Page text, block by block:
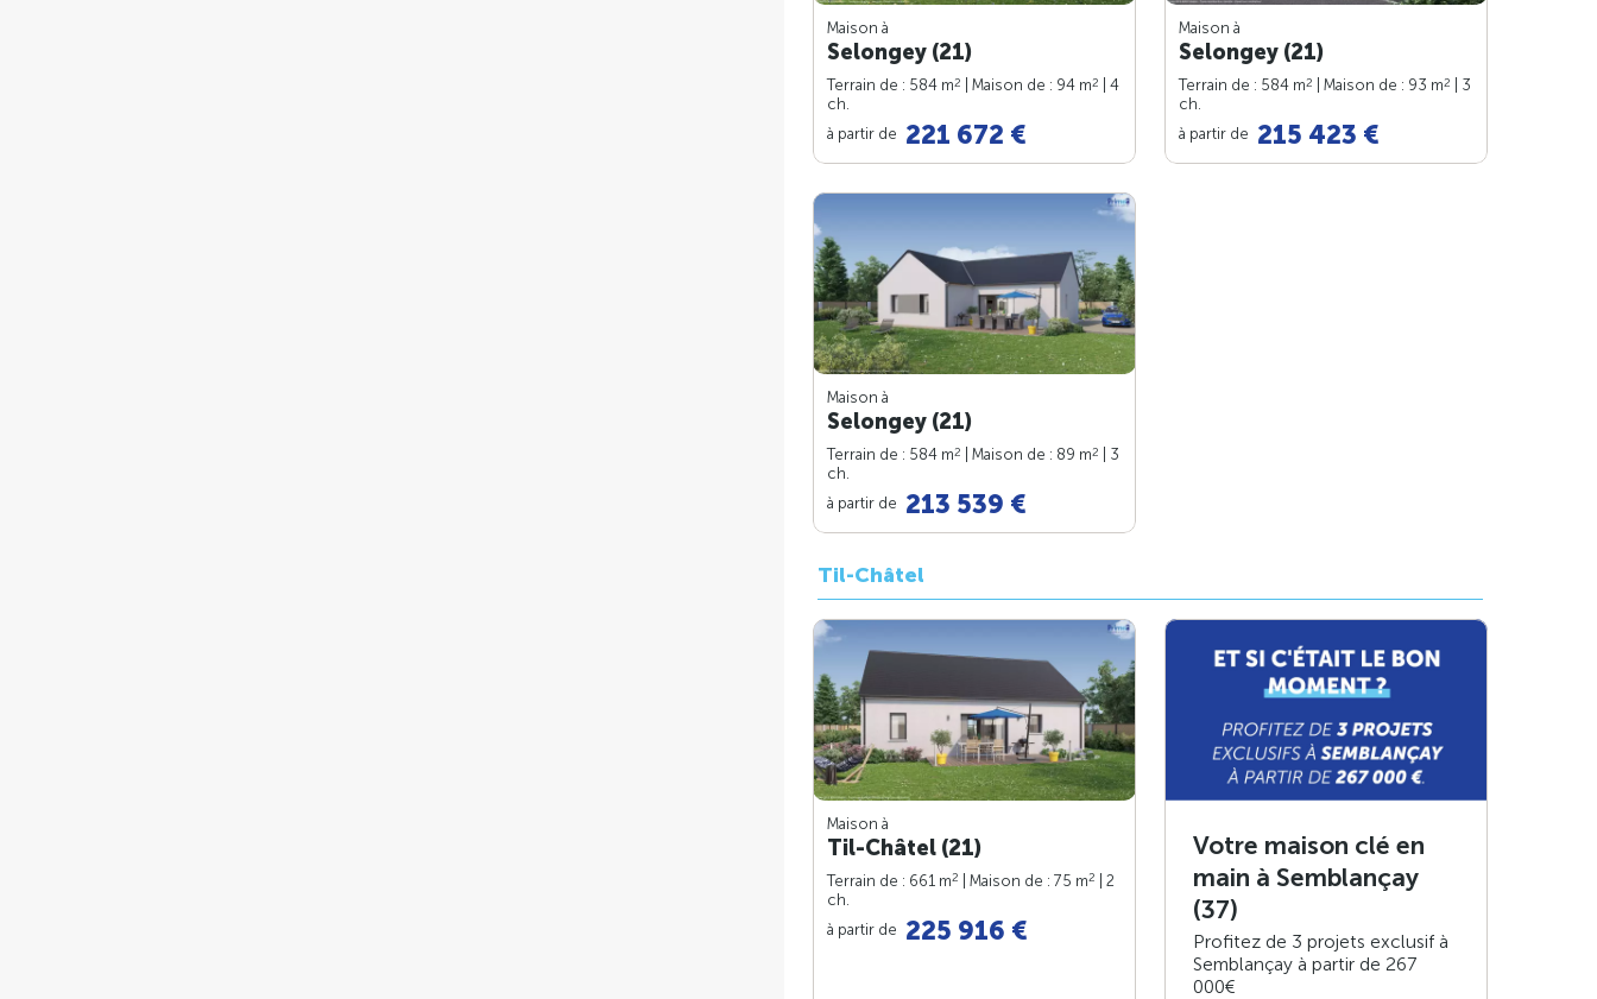
Maison à
Selongey (21)
Terrain de : 584 m2 | Maison de : 94 m2
| 4
ch.
à partir de 221 672 €
Maison à
Selongey (21)
Terrain de : 584 m2 | Maison de : 93 m2
| 3
ch.
à partir de 215 423 €
Maison à
Selongey (21)
Terrain de : 584 m2 | Maison de : 89 m2
| 3
ch.
à partir de 213 539 €
Til-Châtel
Maison à
Til-Châtel (21)
Terrain de : 661 m2 | Maison de : 75 m2
| 2
ch.
à partir de 225 916 €
Votre maison clé en
main à Semblançay
(37)
Profitez de 3 projets exclusif à
Semblançay à partir de 267
000€